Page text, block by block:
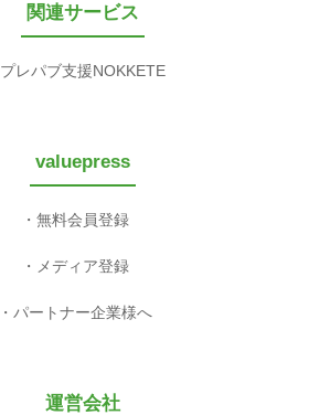
関連サービス
プレパブ支援NOKKETE
valuepress
無料会員登録
メディア登録
パートナー企業様へ
運営会社